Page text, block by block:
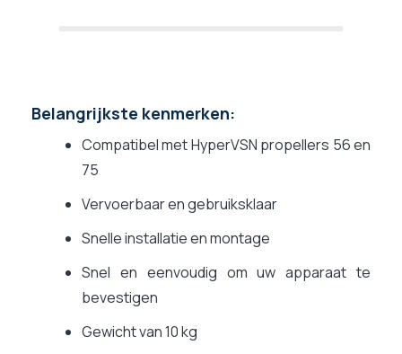
Belangrijkste kenmerken:
Compatibel met HyperVSN propellers 56 en
75
Vervoerbaar en gebruiksklaar
Snelle installatie en montage
Snel en eenvoudig om uw apparaat te
bevestigen
Gewicht van 10 kg